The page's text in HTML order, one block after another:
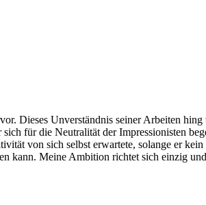
Dieses Unverständnis seiner Arbeiten
für die Neutralität der Impressionisten
von sich selbst erwartete, solange er
kann. Meine Ambition richtet sich einzig